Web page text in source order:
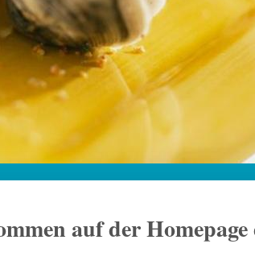
auf der